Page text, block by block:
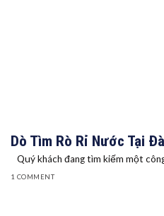
Dò Tìm Rò Rỉ Nước Tại
Quý khách đang tìm kiếm một
1 COMMENT